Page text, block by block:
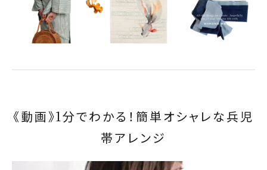
タイプから探す
在庫有 アーカイブ商品 セール商品
《動画》1分でわかる！簡単オシャレな兵児
帯アレンジ